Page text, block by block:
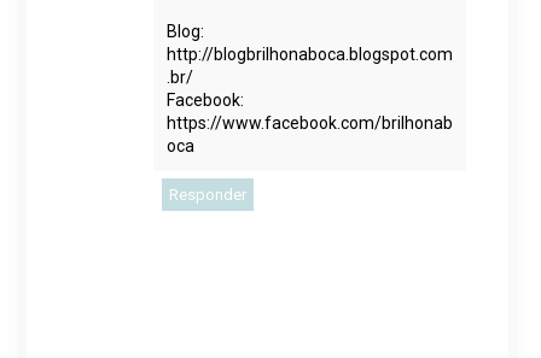
Blog:
http://blogbrilhonaboca.blogspot.com
.br/
Facebook:
https://www.facebook.com/brilhonab
oca
Responder